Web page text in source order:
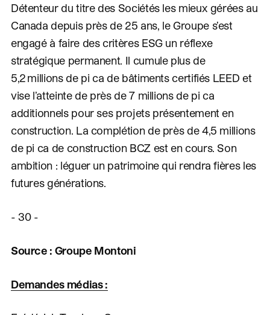
Détenteur du titre des Sociétés les mieux gérées au
Canada depuis près de 25 ans, le Groupe s’est
engagé à faire des critères ESG un réflexe
stratégique permanent. Il cumule plus de
5,2 millions de pi ca de bâtiments certifiés LEED et
vise l’atteinte de près de 7 millions de pi ca
additionnels pour ses projets présentement en
construction. La complétion de près de 4,5 millions
de pi ca de construction BCZ est en cours. Son
ambition : léguer un patrimoine qui rendra fières les
futures générations.
- 30 -
Source : Groupe Montoni
Demandes médias :